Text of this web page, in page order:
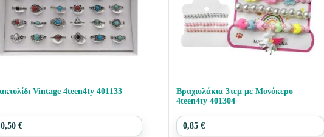
Δακτυλίδι Vintage 4teen4ty 401133
0,50 €
Βραχιολάκια 3τεμ με Μονόκερο
4teen4ty 401304
0,85 €